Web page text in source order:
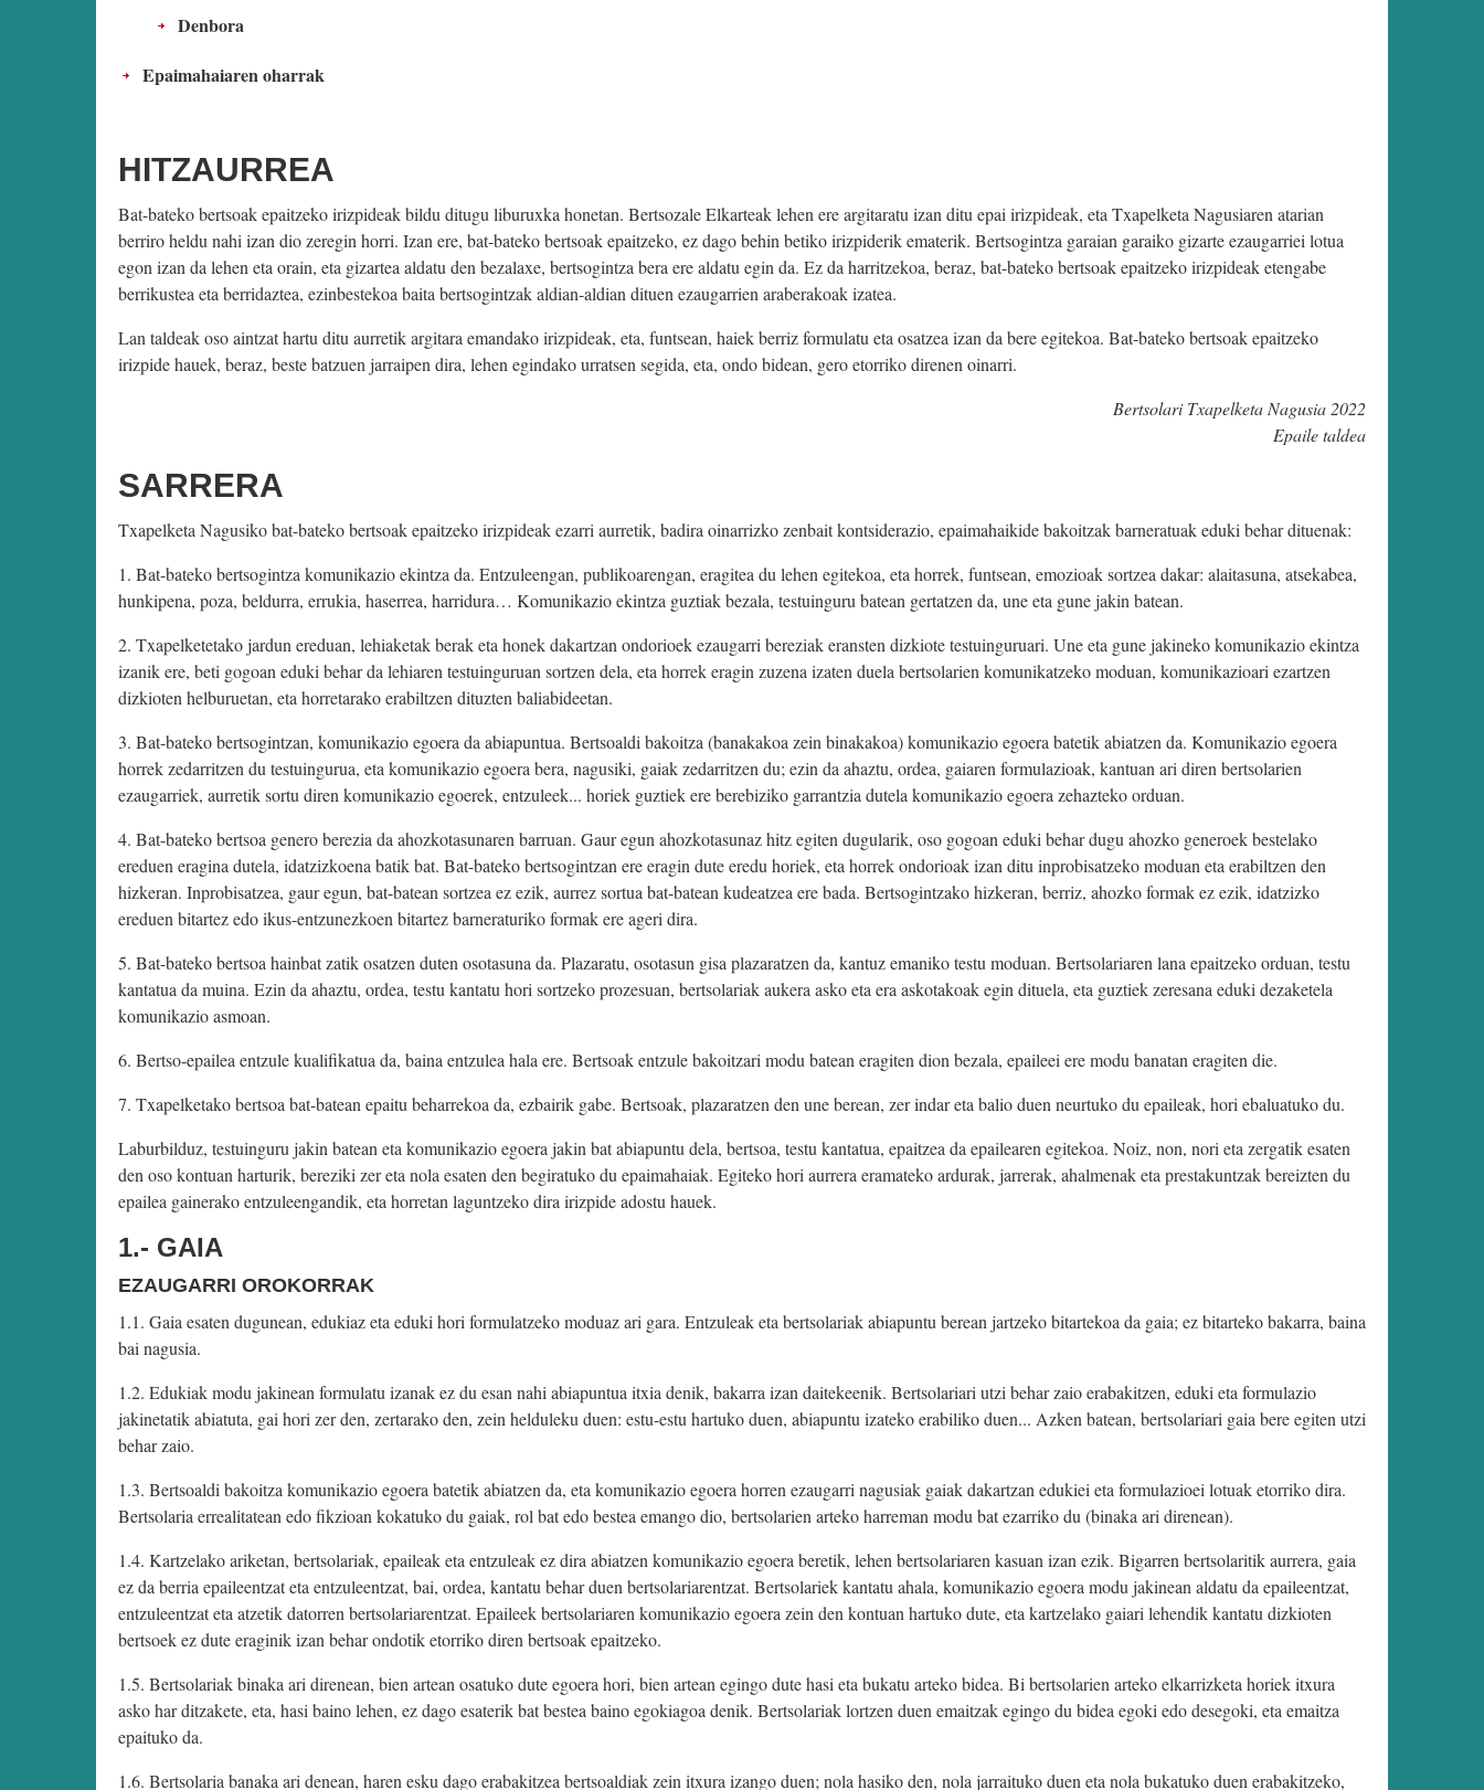
Denbora
Epaimahaiaren oharrak
HITZAURREA
Bat-bateko bertsoak epaitzeko irizpideak bildu ditugu liburuxka honetan. Bertsozale Elkarteak lehen ere argitaratu izan ditu epai irizpideak, eta Txapelketa Nagusiaren atarian
berriro heldu nahi izan dio zeregin horri. Izan ere, bat-bateko bertsoak epaitzeko, ez dago behin betiko irizpiderik ematerik. Bertsogintza garaian garaiko gizarte ezaugarriei lotua
egon izan da lehen eta orain, eta gizartea aldatu den bezalaxe, bertsogintza bera ere aldatu egin da. Ez da harritzekoa, beraz, bat-bateko bertsoak epaitzeko irizpideak etengabe
berrikustea eta berridaztea, ezinbestekoa baita bertsogintzak aldian-aldian dituen ezaugarrien araberakoak izatea.
Lan taldeak oso aintzat hartu ditu aurretik argitara emandako irizpideak, eta, funtsean, haiek berriz formulatu eta osatzea izan da bere egitekoa. Bat-bateko bertsoak epaitzeko
irizpide hauek, beraz, beste batzuen jarraipen dira, lehen egindako urratsen segida, eta, ondo bidean, gero etorriko direnen oinarri.
Bertsolari Txapelketa Nagusia 2022
Epaile taldea
SARRERA
Txapelketa Nagusiko bat-bateko bertsoak epaitzeko irizpideak ezarri aurretik, badira oinarrizko zenbait kontsiderazio, epaimahaikide bakoitzak barneratuak eduki behar dituenak:
1. Bat-bateko bertsogintza komunikazio ekintza da. Entzuleengan, publikoarengan, eragitea du lehen egitekoa, eta horrek, funtsean, emozioak sortzea dakar: alaitasuna, atsekabea,
hunkipena, poza, beldurra, errukia, haserrea, harridura… Komunikazio ekintza guztiak bezala, testuinguru batean gertatzen da, une eta gune jakin batean.
2. Txapelketetako jardun ereduan, lehiaketak berak eta honek dakartzan ondorioek ezaugarri bereziak eransten dizkiote testuinguruari. Une eta gune jakineko komunikazio ekintza
izanik ere, beti gogoan eduki behar da lehiaren testuinguruan sortzen dela, eta horrek eragin zuzena izaten duela bertsolarien komunikatzeko moduan, komunikazioari ezartzen
dizkioten helburuetan, eta horretarako erabiltzen dituzten baliabideetan.
3. Bat-bateko bertsogintzan, komunikazio egoera da abiapuntua. Bertsoaldi bakoitza (banakakoa zein binakakoa) komunikazio egoera batetik abiatzen da. Komunikazio egoera
horrek zedarritzen du testuingurua, eta komunikazio egoera bera, nagusiki, gaiak zedarritzen du; ezin da ahaztu, ordea, gaiaren formulazioak, kantuan ari diren bertsolarien
ezaugarriek, aurretik sortu diren komunikazio egoerek, entzuleek... horiek guztiek ere berebiziko garrantzia dutela komunikazio egoera zehazteko orduan.
4. Bat-bateko bertsoa genero berezia da ahozkotasunaren barruan. Gaur egun ahozkotasunaz hitz egiten dugularik, oso gogoan eduki behar dugu ahozko generoek bestelako
ereduen eragina dutela, idatzizkoena batik bat. Bat-bateko bertsogintzan ere eragin dute eredu horiek, eta horrek ondorioak izan ditu inprobisatzeko moduan eta erabiltzen den
hizkeran. Inprobisatzea, gaur egun, bat-batean sortzea ez ezik, aurrez sortua bat-batean kudeatzea ere bada. Bertsogintzako hizkeran, berriz, ahozko formak ez ezik, idatzizko
ereduen bitartez edo ikus-entzunezkoen bitartez barneraturiko formak ere ageri dira.
5. Bat-bateko bertsoa hainbat zatik osatzen duten osotasuna da. Plazaratu, osotasun gisa plazaratzen da, kantuz emaniko testu moduan. Bertsolariaren lana epaitzeko orduan, testu
kantatua da muina. Ezin da ahaztu, ordea, testu kantatu hori sortzeko prozesuan, bertsolariak aukera asko eta era askotakoak egin dituela, eta guztiek zeresana eduki dezaketela
komunikazio asmoan.
6. Bertso-epailea entzule kualifikatua da, baina entzulea hala ere. Bertsoak entzule bakoitzari modu batean eragiten dion bezala, epaileei ere modu banatan eragiten die.
7. Txapelketako bertsoa bat-batean epaitu beharrekoa da, ezbairik gabe. Bertsoak, plazaratzen den une berean, zer indar eta balio duen neurtuko du epaileak, hori ebaluatuko du.
Laburbilduz, testuinguru jakin batean eta komunikazio egoera jakin bat abiapuntu dela, bertsoa, testu kantatua, epaitzea da epailearen egitekoa. Noiz, non, nori eta zergatik esaten
den oso kontuan harturik, bereziki zer eta nola esaten den begiratuko du epaimahaiak. Egiteko hori aurrera eramateko ardurak, jarrerak, ahalmenak eta prestakuntzak bereizten du
epailea gainerako entzuleengandik, eta horretan laguntzeko dira irizpide adostu hauek.
1.- GAIA
EZAUGARRI OROKORRAK
1.1. Gaia esaten dugunean, edukiaz eta eduki hori formulatzeko moduaz ari gara. Entzuleak eta bertsolariak abiapuntu berean jartzeko bitartekoa da gaia; ez bitarteko bakarra, baina
bai nagusia.
1.2. Edukiak modu jakinean formulatu izanak ez du esan nahi abiapuntua itxia denik, bakarra izan daitekeenik. Bertsolariari utzi behar zaio erabakitzen, eduki eta formulazio
jakinetatik abiatuta, gai hori zer den, zertarako den, zein helduleku duen: estu-estu hartuko duen, abiapuntu izateko erabiliko duen... Azken batean, bertsolariari gaia bere egiten utzi
behar zaio.
1.3. Bertsoaldi bakoitza komunikazio egoera batetik abiatzen da, eta komunikazio egoera horren ezaugarri nagusiak gaiak dakartzan edukiei eta formulazioei lotuak etorriko dira.
Bertsolaria errealitatean edo fikzioan kokatuko du gaiak, rol bat edo bestea emango dio, bertsolarien arteko harreman modu bat ezarriko du (binaka ari direnean).
1.4. Kartzelako ariketan, bertsolariak, epaileak eta entzuleak ez dira abiatzen komunikazio egoera beretik, lehen bertsolariaren kasuan izan ezik. Bigarren bertsolaritik aurrera, gaia
ez da berria epaileentzat eta entzuleentzat, bai, ordea, kantatu behar duen bertsolariarentzat. Bertsolariek kantatu ahala, komunikazio egoera modu jakinean aldatu da epaileentzat,
entzuleentzat eta atzetik datorren bertsolariarentzat. Epaileek bertsolariaren komunikazio egoera zein den kontuan hartuko dute, eta kartzelako gaiari lehendik kantatu dizkioten
bertsoek ez dute eraginik izan behar ondotik etorriko diren bertsoak epaitzeko.
1.5. Bertsolariak binaka ari direnean, bien artean osatuko dute egoera hori, bien artean egingo dute hasi eta bukatu arteko bidea. Bi bertsolarien arteko elkarrizketa horiek itxura
asko har ditzakete, eta, hasi baino lehen, ez dago esaterik bat bestea baino egokiagoa denik. Bertsolariak lortzen duen emaitzak egingo du bidea egoki edo desegoki, eta emaitza
epaituko da.
1.6. Bertsolaria banaka ari denean, haren esku dago erabakitzea bertsoaldiak zein itxura izango duen; nola hasiko den, nola jarraituko duen eta nola bukatuko duen erabakitzeko,